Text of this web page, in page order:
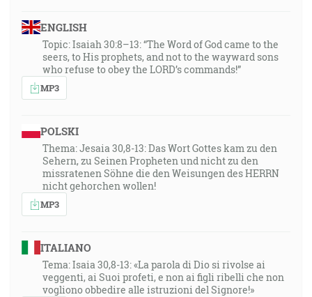
ENGLISH
Topic: Isaiah 30:8–13: “The Word of God came to the
seers, to His prophets, and not to the wayward sons
who refuse to obey the LORD’s commands!”
MP3
POLSKI
Thema: Jesaia 30,8-13: Das Wort Gottes kam zu den
Sehern, zu Seinen Propheten und nicht zu den
missratenen Söhne die den Weisungen des HERRN
nicht gehorchen wollen!
MP3
ITALIANO
Tema: Isaia 30,8-13: «La parola di Dio si rivolse ai
veggenti, ai Suoi profeti, e non ai figli ribelli che non
vogliono obbedire alle istruzioni del Signore!»